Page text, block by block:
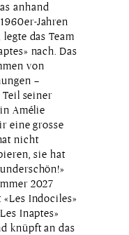
anhand
Jahren
das Team
nach. Das
von
–
seiner
Amélie
eine grosse
nicht
sie hat
2027
«Les Indociles»
Inaptes»
knüpft an das